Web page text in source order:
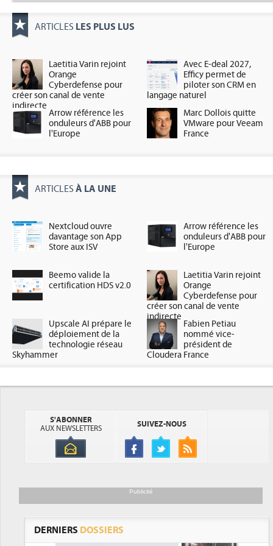
ARTICLES LES PLUS LUS
Laetitia Varin rejoint
Orange
Cyberdefense pour
créer son canal de vente
indirecte
Avec E-deal 2027,
Efficy permet de
piloter son CRM en
langage naturel
Arrow référence les
onduleurs d'ABB pour
l'Europe
Marc Dollois quitte
VMware pour Veeam
France
ARTICLES À LA UNE
Nextcloud ouvre
davantage son App
Store aux ISV
Arrow référence les
onduleurs d'ABB pour
l'Europe
Beemo valide la
certification HDS v2.0
Laetitia Varin rejoint
Orange
Cyberdefense pour
créer son canal de vente
indirecte
Upscale AI prépare le
déploiement de la
technologie réseau
Skyhammer
Fabien Petiau
nommé vice-
président de
Cloudera France
S'ABONNER
AUX NEWSLETTERS
SUIVEZ-NOUS
Publicité
DERNIERS DOSSIERS